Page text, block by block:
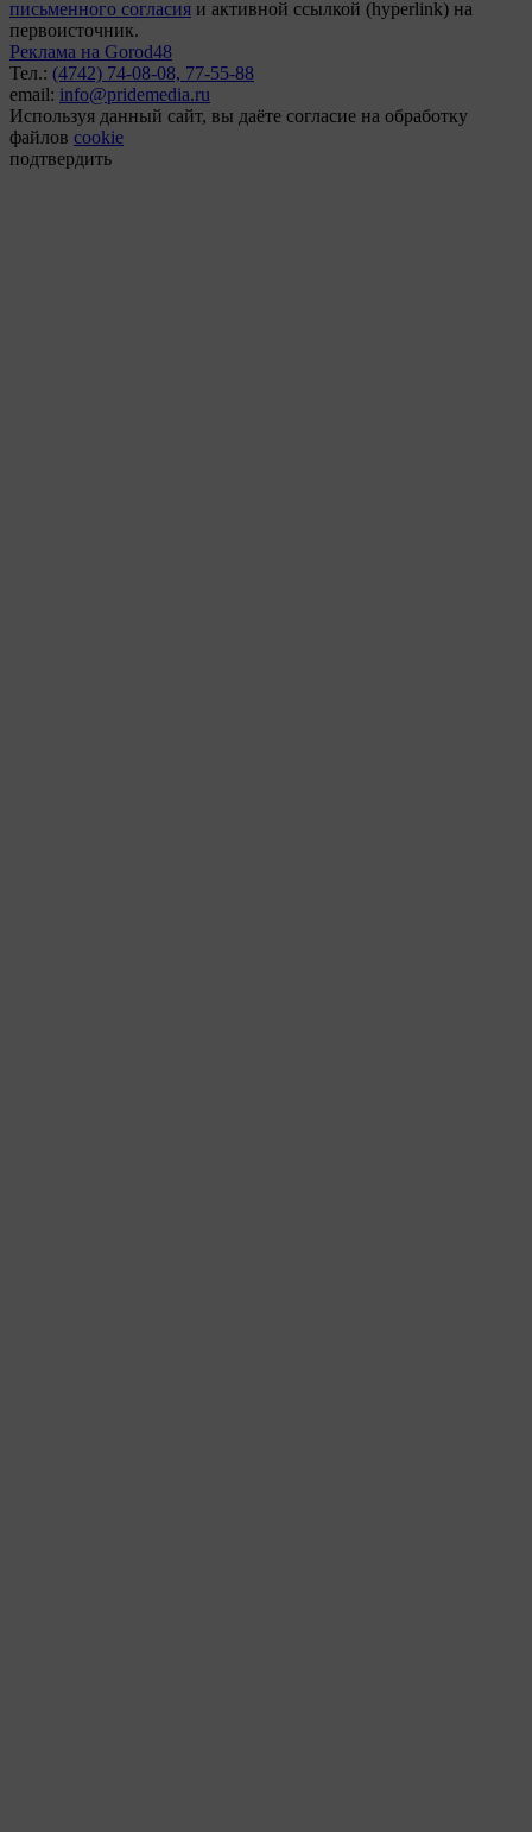
письменного согласия и активной ссылкой (hyperlink) на
первоисточник.
Реклама на Gorod48
Тел.: (4742) 74-08-08, 77-55-88
email: info@pridemedia.ru
Используя данный сайт, вы даёте согласие на обработку
файлов cookie
подтвердить